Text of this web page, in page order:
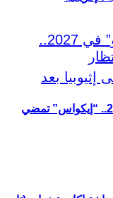
إطلاق العملة الموحدة “إيكو” في 2027.. “إيكواس” تمضي